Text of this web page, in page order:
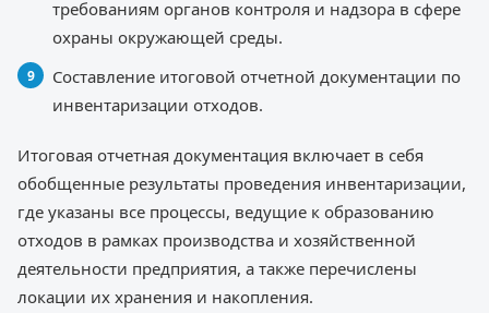
требованиям органов контроля и надзора в сфере
охраны окружающей среды.
Составление итоговой отчетной документации по
инвентаризации отходов.
Итоговая отчетная документация включает в себя
обобщенные результаты проведения инвентаризации,
где указаны все процессы, ведущие к образованию
отходов в рамках производства и хозяйственной
деятельности предприятия, а также перечислены
локации их хранения и накопления.